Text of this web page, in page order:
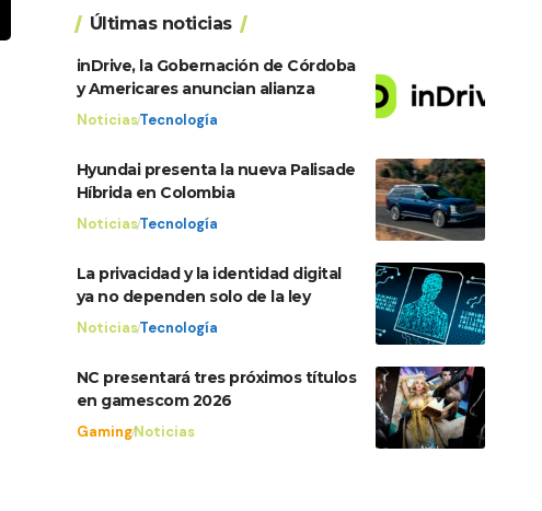
Últimas noticias
inDrive, la Gobernación de Córdoba
y Americares anuncian alianza
NoticiasTecnología
Hyundai presenta la nueva Palisade
Híbrida en Colombia
NoticiasTecnología
La privacidad y la identidad digital
ya no dependen solo de la ley
NoticiasTecnología
NC presentará tres próximos títulos
en gamescom 2026
GamingNoticias